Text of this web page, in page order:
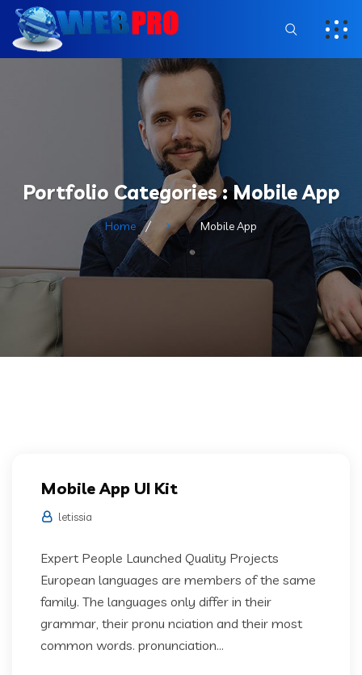
Portfolio Categories :Mobile App
Home Mobile App
Mobile App UI Kit
letissia
Expert People Launched Quality Projects
European languages are members of the same
family. The languages only differ in their
grammar, their pronu nciation and their most
common words. pronunciation...